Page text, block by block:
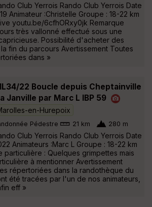
Club Yerrois Rando Club Yerrois Date
Animateur :Christelle Groupe : 18-22 km
youtu.be/6cfhORxy0jk Remarque
très vallonné effectué sous une
Possibilité d'acheter des
fin du parcours Avertissement Toutes
dans »
22 Boucle depuis Cheptainville
Janville par Marc L IBP 59
en-Hurepoix
Pédestre 21 km 280 m
Club Yerrois Rando Club Yerrois Date
Animateurs :Marc L Groupe : 18-22 km
particulière : Quelques grimpettes mais
à mentionner Avertissement
répertoriées dans la randothèque du
été tracées par l'un de nos animateurs,
eff »